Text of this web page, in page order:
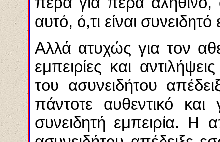
αυτό, ό,τι είναι
Αλλά ατυχώς για τον
εμπειρίες και
του ασυνειδήτου
πάντοτε αυθεντικό και
συνειδητή εμπειρία. Η